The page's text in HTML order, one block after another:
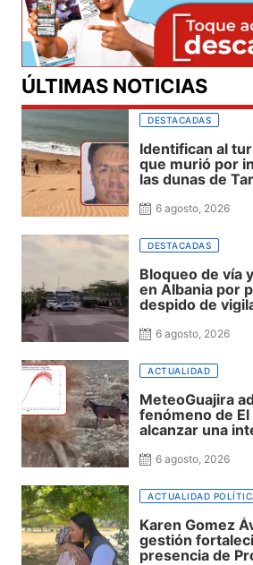
ÚLTIMAS NOTICIAS
DESTACADAS
Identifican al
que murió por
las dunas de
espera de ser
6 agosto, 2026
DESTACADAS
Bloqueo de vía
en Albania por
despido de
Manaure y la
6 agosto, 2026
ACTUALIDAD
MeteoGuajira
fenómeno de
alcanzar una
hasta 2027
6 agosto, 2026
ACTUALIDAD
Karen Gomez
gestión
presencia de